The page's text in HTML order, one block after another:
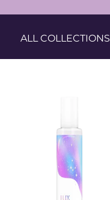
ALL COLLECTIONS